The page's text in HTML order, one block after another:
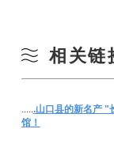
相关链
......山口县的新名产 "
馆！